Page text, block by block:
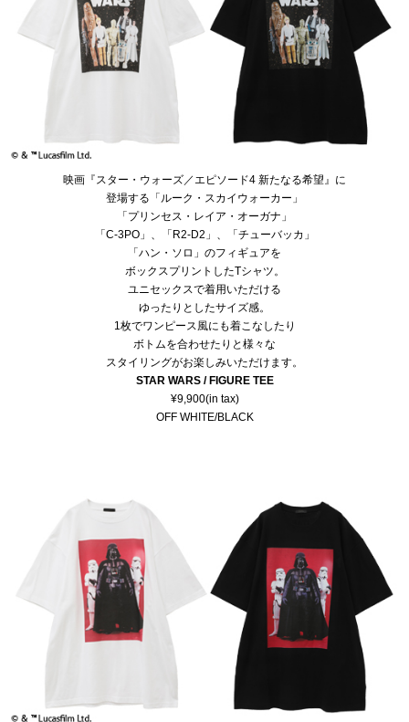
映画『スター・ウォーズ／エピソード4 新たなる希望』に
登場する「ルーク・スカイウォーカー」
「プリンセス・レイア・オーガナ」
「C-3PO」、「R2-D2」、「チューバッカ」
「ハン・ソロ」のフィギュアを
ボックスプリントしたTシャツ。
ユニセックスで着用いただける
ゆったりとしたサイズ感。
1枚でワンピース風にも着こなしたり
ボトムを合わせたりと様々な
スタイリングがお楽しみいただけます。
STAR WARS / FIGURE TEE
¥9,900(in tax)
OFF WHITE/BLACK